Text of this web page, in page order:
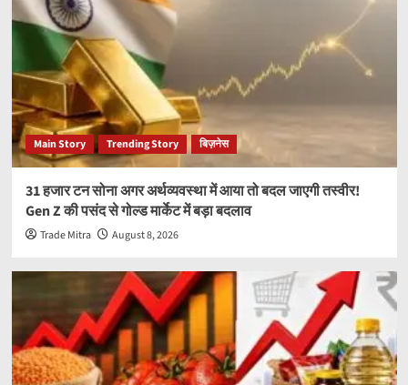
Main Story Trending Story बिज़नेस
31 हजार टन सोना अगर अर्थव्यवस्था में आया तो बदल जाएगी तस्वीर!
Gen Z की पसंद से गोल्ड मार्केट में बड़ा बदलाव
Trade Mitra August 8, 2026